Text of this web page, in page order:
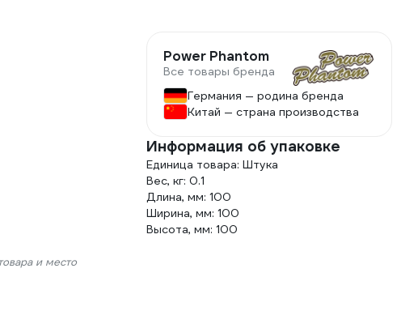
и место
Power Phantom
Все товары бренда
Германия — родина бренда
Китай — страна производства
Информация об упаковке
Единица товара: Штука
Вес, кг: 0.1
Длина, мм: 100
Ширина, мм: 100
Высота, мм: 100